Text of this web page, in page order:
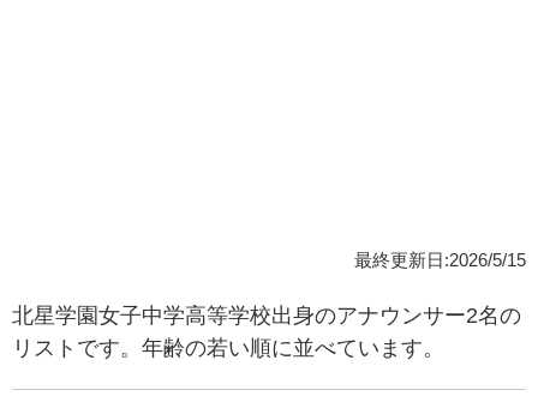
最終更新日:2026/5/15
北星学園女子中学高等学校出身のアナウンサー2名の
リストです。年齢の若い順に並べています。